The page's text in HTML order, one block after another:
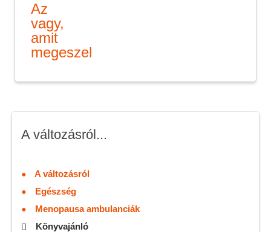
Az
vagy,
amit
megeszel
A változásról...
A változásról
Egészség
Menopausa ambulanciák
Könyvajánló